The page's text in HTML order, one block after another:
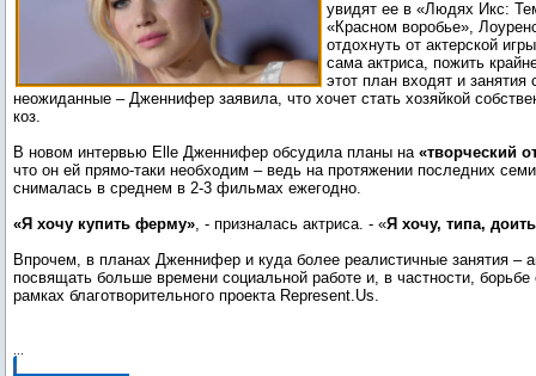
увидят ее в «Людях Икс:
«Красном воробье»,
отдохнуть от актерской
сама актриса, пожить
этот план входят и занятия
неожиданные – Дженнифер заявила, что хочет стать хозяйкой
коз.
В новом интервью Elle Дженнифер обсудила планы на «творческий
что он ей прямо-таки необходим – ведь на протяжении последних
снималась в среднем в 2-3 фильмах ежегодно.
«Я хочу купить ферму», - призналась актриса. - «Я хочу, типа,
Впрочем, в планах Дженнифер и куда более реалистичные занятия –
посвящать больше времени социальной работе и, в частности, борьбе
рамках благотворительного проекта Represent.Us.